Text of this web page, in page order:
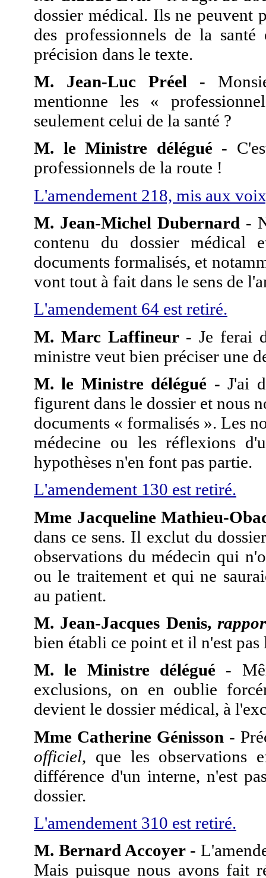
dossier médical. Ils ne peuvent
des professionnels de la
précision dans le texte.
M. Jean-Luc Préel -
mentionne les «
seulement celui de la santé ?
M. le Ministre délégué -
professionnels de la route !
L'amendement 218, mis aux
M. Jean-Michel Dubernard -
contenu du dossier médical
documents formalisés, et
vont tout à fait dans le sens de
L'amendement 64 est retiré.
M. Marc Laffineur - Je ferai
ministre veut bien préciser une
M. le Ministre délégué - J'ai
figurent dans le dossier et nous
documents « formalisés ». Les
médecine ou les réflexions
hypothèses n'en font pas partie.
L'amendement 130 est retiré.
Mme Jacqueline Mathieu-
dans ce sens. Il exclut du
observations du médecin qui
ou le traitement et qui ne
au patient.
M. Jean-Jacques Denis,
bien établi ce point et il n'est
M. le Ministre délégué -
exclusions, on en oublie
devient le dossier médical, à
Mme Catherine Génisson -
officiel, que les observations
différence d'un interne, n'est
dossier.
L'amendement 310 est retiré.
M. Bernard Accoyer -
Mais puisque nous avons fait